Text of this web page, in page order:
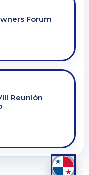
Forum
Reunión